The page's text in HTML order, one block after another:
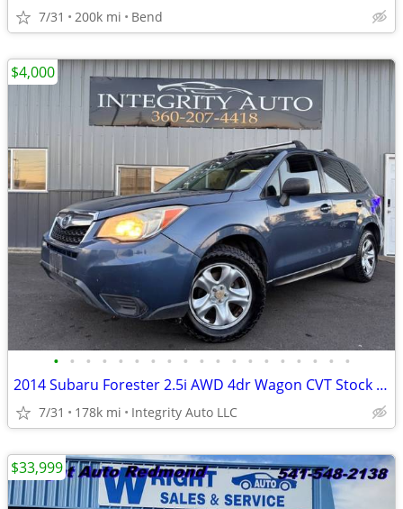
7/31 200k mi Bend
• • • • • • • • • • • • • • • • • • •
2014 Subaru Forester 2.5i AWD 4dr Wagon CVT Stock # 422626
7/31 178k mi Integrity Auto LLC
$4,000
$33,999